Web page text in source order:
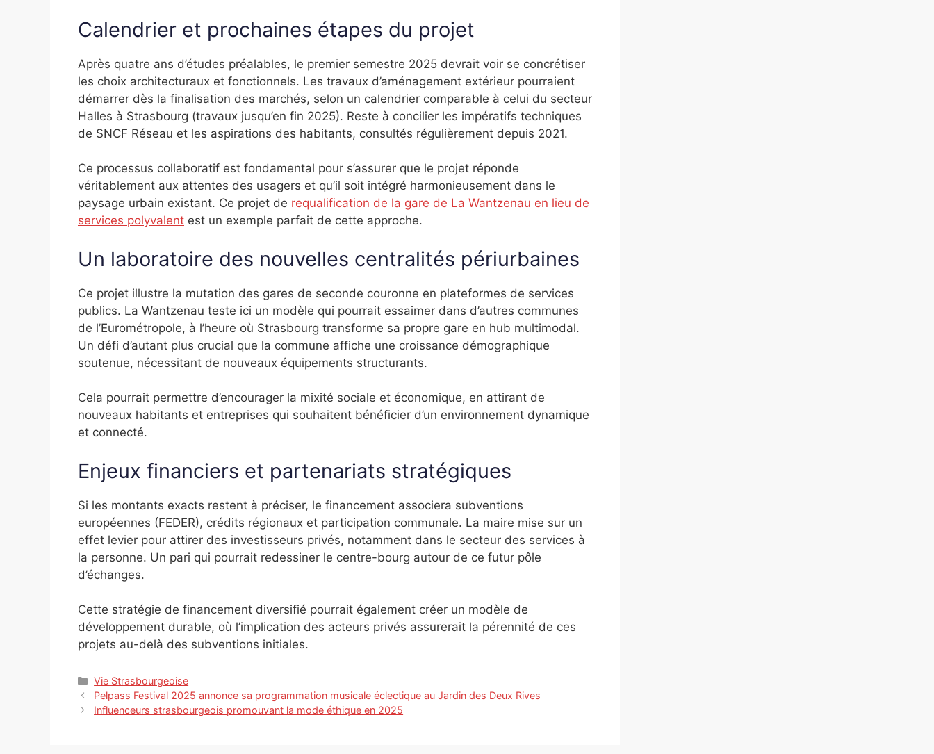
Calendrier et prochaines étapes du projet
Après quatre ans d’études préalables, le premier semestre 2025 devrait voir se concrétiser
les choix architecturaux et fonctionnels. Les travaux d’aménagement extérieur pourraient
démarrer dès la finalisation des marchés, selon un calendrier comparable à celui du secteur
Halles à Strasbourg (travaux jusqu’en fin 2025). Reste à concilier les impératifs techniques
de SNCF Réseau et les aspirations des habitants, consultés régulièrement depuis 2021.
Ce processus collaboratif est fondamental pour s’assurer que le projet réponde
véritablement aux attentes des usagers et qu’il soit intégré harmonieusement dans le
paysage urbain existant. Ce projet de requalification de la gare de La Wantzenau en lieu de
services polyvalent est un exemple parfait de cette approche.
Un laboratoire des nouvelles centralités périurbaines
Ce projet illustre la mutation des gares de seconde couronne en plateformes de services
publics. La Wantzenau teste ici un modèle qui pourrait essaimer dans d’autres communes
de l’Eurométropole, à l’heure où Strasbourg transforme sa propre gare en hub multimodal.
Un défi d’autant plus crucial que la commune affiche une croissance démographique
soutenue, nécessitant de nouveaux équipements structurants.
Cela pourrait permettre d’encourager la mixité sociale et économique, en attirant de
nouveaux habitants et entreprises qui souhaitent bénéficier d’un environnement dynamique
et connecté.
Enjeux financiers et partenariats stratégiques
Si les montants exacts restent à préciser, le financement associera subventions
européennes (FEDER), crédits régionaux et participation communale. La maire mise sur un
effet levier pour attirer des investisseurs privés, notamment dans le secteur des services à
la personne. Un pari qui pourrait redessiner le centre-bourg autour de ce futur pôle
d’échanges.
Cette stratégie de financement diversifié pourrait également créer un modèle de
développement durable, où l’implication des acteurs privés assurerait la pérennité de ces
projets au-delà des subventions initiales.
Catégories
Vie Strasbourgeoise
Pelpass Festival 2025 annonce sa programmation musicale éclectique au Jardin des Deux Rives
Influenceurs strasbourgeois promouvant la mode éthique en 2025